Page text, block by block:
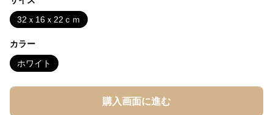
32ｘ16ｘ22ｃｍ
カラー
ホワイト
購入画面に進む